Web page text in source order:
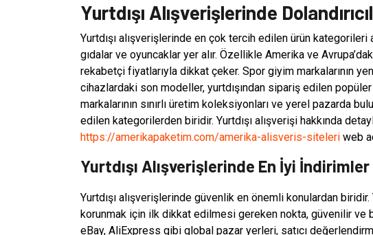
Yurtdışı Alışverişlerinde
Yurtdışı alışverişlerinde en çok tercih edilen ürün
gıdalar ve oyuncaklar yer alır. Özellikle Amerika ve
rekabetçi fiyatlarıyla dikkat çeker. Spor giyim markalarının
cihazlardaki son modeller, yurtdışından sipariş edilen
markalarının sınırlı üretim koleksiyonları ve yerel pazarda
edilen kategorilerden biridir. Yurtdışı alışverişi hakkında
https://amerikapaketim.com/amerika-alisveris-siteleri web
Yurtdışı Alışverişlerinde En İyi İndirimler
Yurtdışı alışverişlerinde güvenlik en önemli konulardan biridir.
korunmak için ilk dikkat edilmesi gereken nokta, güvenilir ve
eBay, AliExpress gibi global pazar yerleri, satıcı